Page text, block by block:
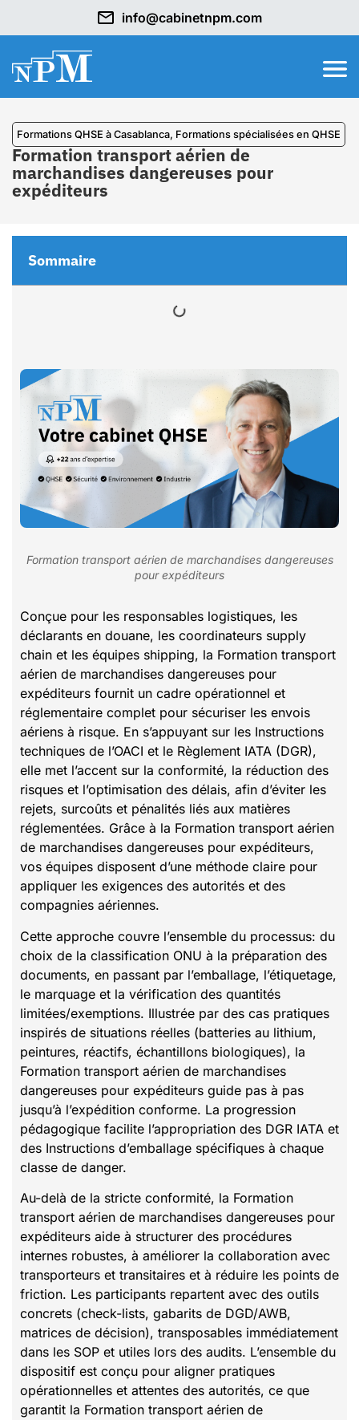
info@cabinetnpm.com
Formations QHSE à Casablanca, ⁠Formations spécialisées en QHSE
Formation transport aérien de
marchandises dangereuses pour
expéditeurs
Formation transport aérien de marchandises dangereuses
pour expéditeurs
Conçue pour les responsables logistiques, les
déclarants en douane, les coordinateurs supply
chain et les équipes shipping, la Formation transport
aérien de marchandises dangereuses pour
expéditeurs fournit un cadre opérationnel et
réglementaire complet pour sécuriser les envois
aériens à risque. En s’appuyant sur les Instructions
techniques de l’OACI et le Règlement IATA (DGR),
elle met l’accent sur la conformité, la réduction des
risques et l’optimisation des délais, afin d’éviter les
rejets, surcoûts et pénalités liés aux matières
réglementées. Grâce à la Formation transport aérien
de marchandises dangereuses pour expéditeurs,
vos équipes disposent d’une méthode claire pour
appliquer les exigences des autorités et des
compagnies aériennes.
Cette approche couvre l’ensemble du processus: du
choix de la classification ONU à la préparation des
documents, en passant par l’emballage, l’étiquetage,
le marquage et la vérification des quantités
limitées/exemptions. Illustrée par des cas pratiques
inspirés de situations réelles (batteries au lithium,
peintures, réactifs, échantillons biologiques), la
Formation transport aérien de marchandises
dangereuses pour expéditeurs guide pas à pas
jusqu’à l’expédition conforme. La progression
pédagogique facilite l’appropriation des DGR IATA et
des Instructions d’emballage spécifiques à chaque
classe de danger.
Au-delà de la stricte conformité, la Formation
transport aérien de marchandises dangereuses pour
expéditeurs aide à structurer des procédures
internes robustes, à améliorer la collaboration avec
transporteurs et transitaires et à réduire les points de
friction. Les participants repartent avec des outils
concrets (check-lists, gabarits de DGD/AWB,
matrices de décision), transposables immédiatement
dans les SOP et utiles lors des audits. L’ensemble du
dispositif est conçu pour aligner pratiques
opérationnelles et attentes des autorités, ce que
garantit la Formation transport aérien de
Sommaire